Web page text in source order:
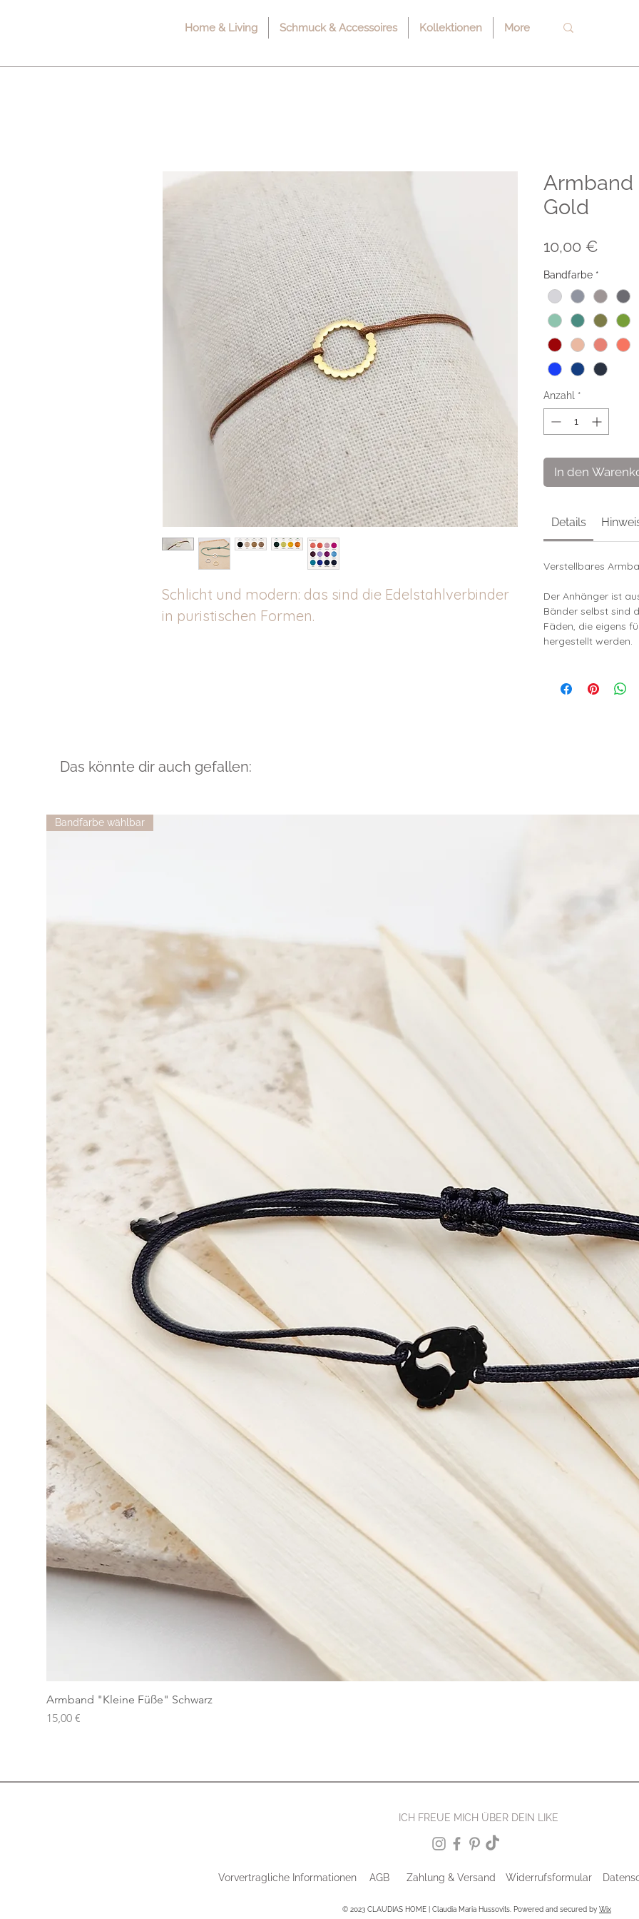
Home & Living Schmuck & Accessoires Kollektionen More
Schlicht und modern: das sind die Edelstahlverbinder
in puristischen Formen.
Armband
Gold
10,00 €
Bandfarbe *
Anzahl *
In den
Details
Verstellbares
Der Anhänger ist
Bänder selbst sind
Fäden, die eigens
hergestellt werden.
Das könnte dir auch gefallen:
Bandfarbe wählbar
Armband "Kleine Füße" Schwarz
Preis
15,00 €
ICH FREUE MICH ÜBER DEIN LIKE
Vorvertragliche Informationen AGB Zahlung & Versand Widerrufsformular
© 2023 CLAUDIAS HOME | Claudia Maria Hussovits. Powered and secured by Wix